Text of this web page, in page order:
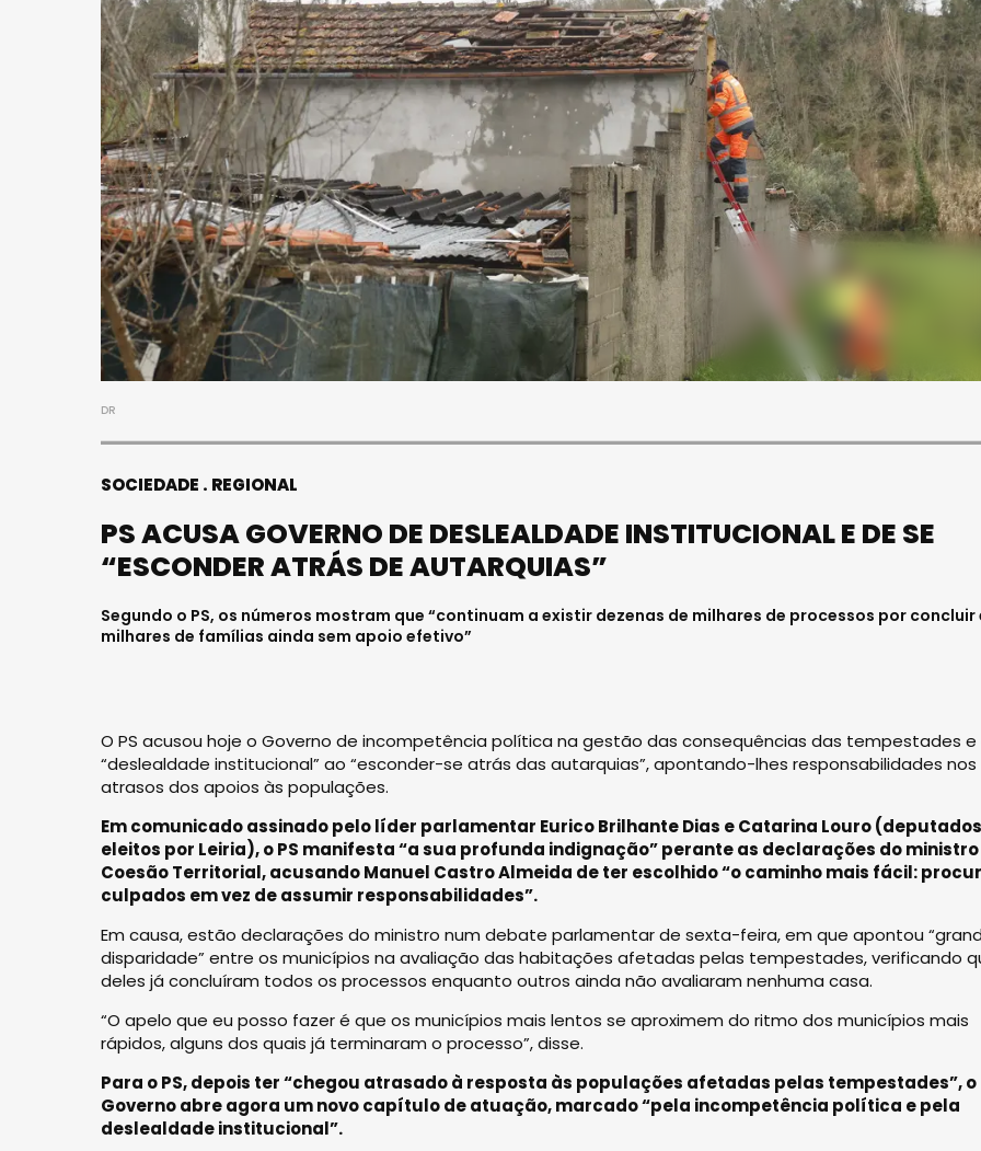
DR
SOCIEDADE REGIONAL
PS ACUSA GOVERNO DE DESLEALDADE INSTITUCIONAL E DE SE
“ESCONDER ATRÁS DE AUTARQUIAS”
Segundo o PS, os números mostram que “continuam a existir dezenas de milhares de processos por concluir
milhares de famílias ainda sem apoio efetivo”
O PS acusou hoje o Governo de incompetência política na gestão das consequências das tempestades e
“deslealdade institucional” ao “esconder-se atrás das autarquias”, apontando-lhes responsabilidades nos
atrasos dos apoios às populações.
Em comunicado assinado pelo líder parlamentar Eurico Brilhante Dias e Catarina Louro (deputados
eleitos por Leiria), o PS manifesta “a sua profunda indignação” perante as declarações do
Coesão Territorial, acusando Manuel Castro Almeida de ter escolhido “o caminho mais fácil:
culpados em vez de assumir responsabilidades”.
Em causa, estão declarações do ministro num debate parlamentar de sexta-feira, em que apontou
disparidade” entre os municípios na avaliação das habitações afetadas pelas tempestades, verificando
deles já concluíram todos os processos enquanto outros ainda não avaliaram nenhuma casa.
“O apelo que eu posso fazer é que os municípios mais lentos se aproximem do ritmo dos municípios mais
rápidos, alguns dos quais já terminaram o processo”, disse.
Para o PS, depois ter “chegou atrasado à resposta às populações afetadas pelas tempestades”, o
Governo abre agora um novo capítulo de atuação, marcado “pela incompetência política e pela
deslealdade institucional”.
SOCIEDADE
FALECEU PAULA ALMEIDA,
JOVEM ENFERMEIRA NO
HOSPITAL DE VISEU
Julho 27, 2026 . 11:00
SOCIEDADE
VISEENSE RITA REBELO
REALIZA-SE NA SEXTA-